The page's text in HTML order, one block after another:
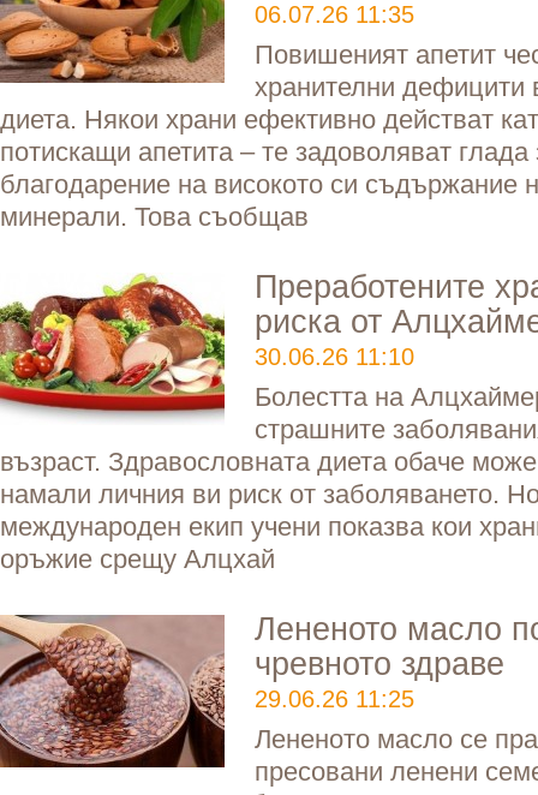
06.07.26 11:35
Повишеният апетит
хранителни дефицити
диета. Някои храни ефективно действат
потискащи апетита – те задоволяват
благодарение на високото си съдържание
минерали. Това съобщав
Преработените
риска от
30.06.26 11:10
Болестта на
страшните
възраст. Здравословната диета обаче
намали личния ви риск от заболяването.
международен екип учени показва кои
оръжие срещу Алцхай
Лененото масло
чревното здраве
29.06.26 11:25
Лененото масло се
пресовани ленени